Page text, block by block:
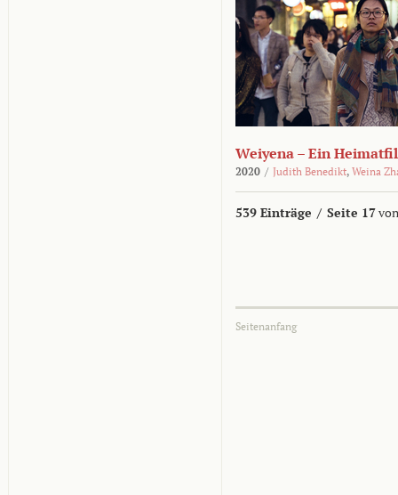
Weiyena – Ein
2020 / Judith Benedikt, Weina
539 Einträge / Seite 17
Seitenanfang